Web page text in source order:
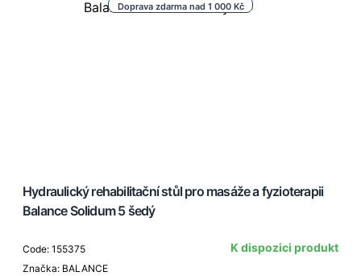
Doprava zdarma nad 1 000 Kč
Hydraulický rehabilitační stůl pro masáže a fyzioterapii
Balance Solidum 5 šedý
Code: 155375
Značka: BALANCE
K dispozici produkt